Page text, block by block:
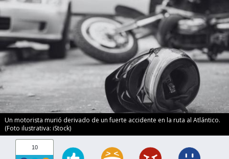
Un motorista murió derivado de un fuerte accidente en la ruta al Atlántico.
(Foto ilustrativa: iStock)
10